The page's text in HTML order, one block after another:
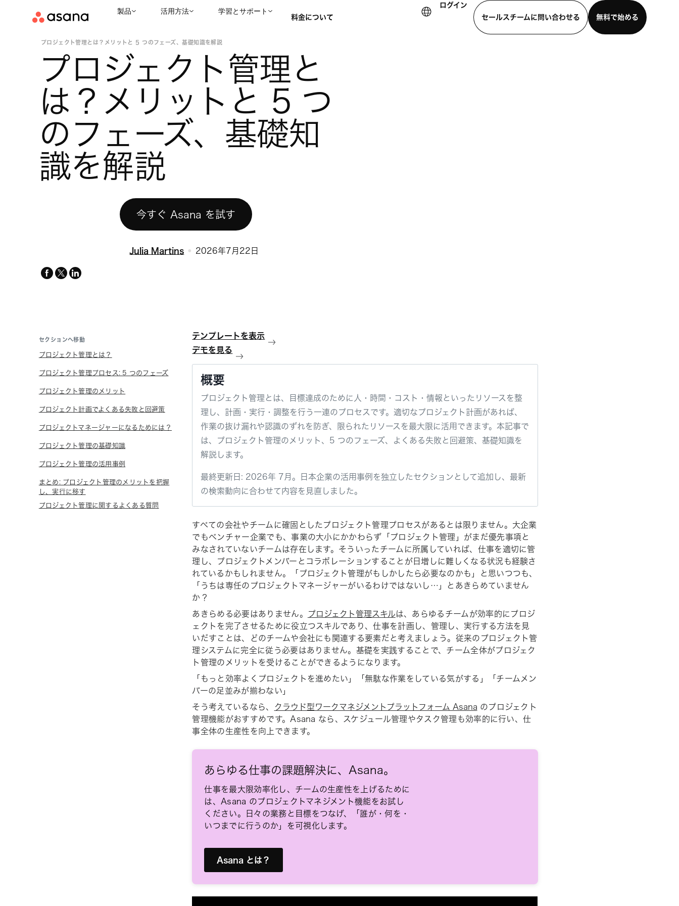
製品 活用方法 学習とサポート
料金について
ログイン
セールスチームに問い合わせる
無料で始める
プロジェクト管理とは？メリットと 5 つのフェーズ、基礎知識を解説
プロジェクト管理と
は？メリットと 5 つ
のフェーズ、基礎知
識を解説
今すぐ Asana を試す
Julia Martins 2026年7月22日
facebook
x-
linkedin
セクションへ移動
プロジェクト管理とは？
プロジェクト管理プロセス: 5 つのフェーズ
プロジェクト管理のメリット
プロジェクト計画でよくある失敗と回避策
プロジェクトマネージャーになるためには？
プロジェクト管理の基礎知識
プロジェクト管理の活用事例
まとめ: プロジェクト管理のメリットを把握
し、実行に移す
プロジェクト管理に関するよくある質問
テンプレートを表示
デモを見る
概要
プロジェクト管理とは、目標達成のために人・時間・コスト・情報といったリソースを整
理し、計画・実行・調整を行う一連のプロセスです。適切なプロジェクト計画があれば、
作業の抜け漏れや認識のずれを防ぎ、限られたリソースを最大限に活用できます。本記事で
は、プロジェクト管理のメリット、5 つのフェーズ、よくある失敗と回避策、基礎知識を
解説します。
最終更新日: 2026年 7月。日本企業の活用事例を独立したセクションとして追加し、最新
の検索動向に合わせて内容を見直しました。
すべての会社やチームに確固としたプロジェクト管理プロセスがあるとは限りません。大企業
でもベンチャー企業でも、事業の大小にかかわらず「プロジェクト管理」がまだ優先事項と
みなされていないチームは存在します。そういったチームに所属していれば、仕事を適切に管
理し、プロジェクトメンバーとコラボレーションすることが日増しに難しくなる状況も経験さ
れているかもしれません。「プロジェクト管理がもしかしたら必要なのかも」と思いつつも、
「うちは専任のプロジェクトマネージャーがいるわけではないし…」とあきらめていません
か？
あきらめる必要はありません。
プロジェクト管理スキルは、あらゆるチームが効率的にプロジ
ェクトを完了させるために役立つスキルであり、仕事を計画し、管理し、実行する方法を見
いだすことは、どのチームや会社にも関連する要素だと考えましょう。従来のプロジェクト管
理システムに完全に従う必要はありません。基礎を実践することで、チーム全体がプロジェク
ト管理のメリットを受けることができるようになります。
「もっと効率よくプロジェクトを進めたい」「無駄な作業をしている気がする」「チームメン
バーの足並みが揃わない」
そう考えているなら、
クラウド型ワークマネジメントプラットフォーム Asana のプロジェクト
管理機能がおすすめです。Asana なら、スケジュール管理やタスク管理も効率的に行い、仕
事全体の生産性を向上できます。
あらゆる仕事の課題解決に、Asana。
仕事を最大限効率化し、チームの生産性を上げるために
は、Asana のプロジェクトマネジメント機能をお試し
ください。日々の業務と目標をつなげ、「誰が・何を・
いつまでに行うのか」を可視化します。
Asana とは？